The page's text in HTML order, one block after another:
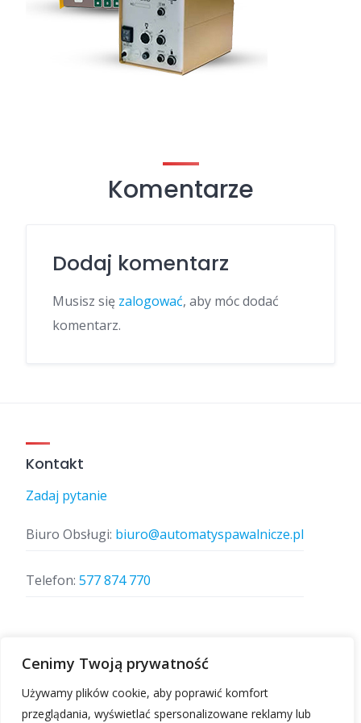
Cenimy Twoją prywatność
Używamy plików cookie, aby poprawić komfort
przeglądania, wyświetlać spersonalizowane reklamy lub
Komentarze
Dodaj komentarz
Musisz się zalogować, aby móc dodać
komentarz.
Kontakt
Zadaj pytanie
Biuro Obsługi: biuro@automatyspawalnicze.pl
Telefon: 577 874 770